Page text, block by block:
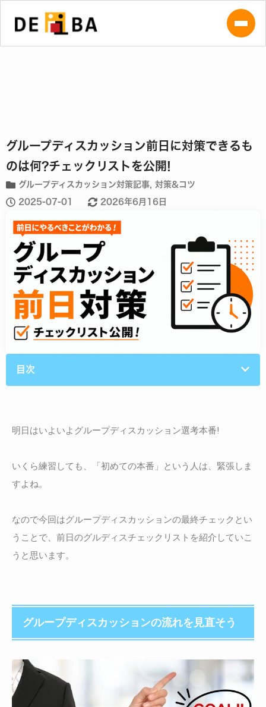
グループディスカッション前日に対策できるも
のは何?チェックリストを公開!
グループディスカッション対策記事 対策&コツ
2025-07-01 2026年6月16日
目次
明日はいよいよグループディスカッション選考本番!
いくら練習しても、「初めての本番」という人は、緊張しま
すよね。
なので今回はグループディスカッションの最終チェックとい
うことで、前日のグルディスチェックリストを紹介していこ
うと思います。
グループディスカッションの流れを見直そう